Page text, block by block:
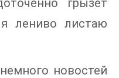
лениво листаю
новостей